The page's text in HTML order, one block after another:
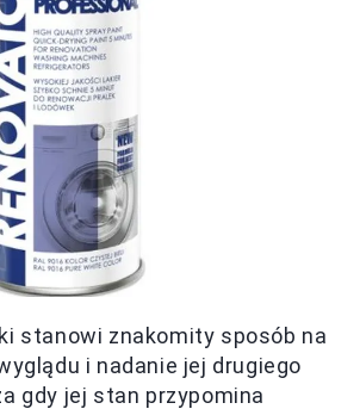
stanowi znakomity sposób na
i nadanie jej drugiego
gdy jej stan przypomina